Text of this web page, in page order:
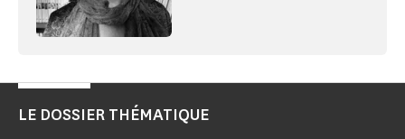
LE DOSSIER THÉMATIQUE